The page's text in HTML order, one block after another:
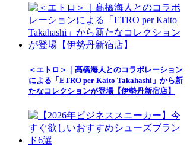
＜エトロ＞｜髙橋海人とのコラボレーション
による「ETRO per Kaito Takahashi」から新
たなコレクションが登場【伊勢丹新宿店】